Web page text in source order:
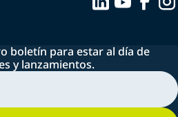
boletín para estar al día de
y lanzamientos.